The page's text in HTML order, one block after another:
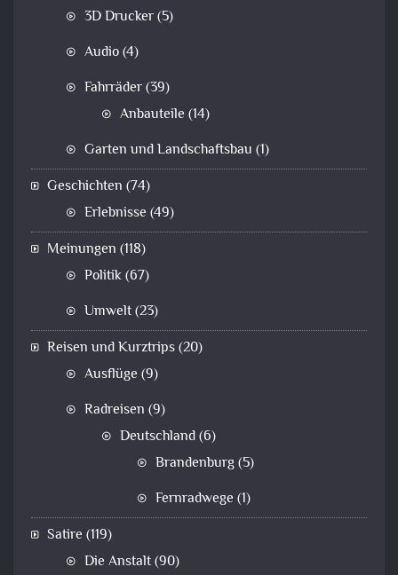
3D Drucker(5)
Audio(4)
Fahrräder(39)
Anbauteile (14)
Garten und Landschaftsbau (1)
Geschichten (74)
Erlebnisse (49)
Meinungen (118)
Politik(67)
Umwelt(23)
Reisen und Kurztrips(20)
Ausflüge (9)
Radreisen (9)
Deutschland(6)
Brandenburg(5)
Fernradwege (1)
Satire (119)
Die Anstalt(90)